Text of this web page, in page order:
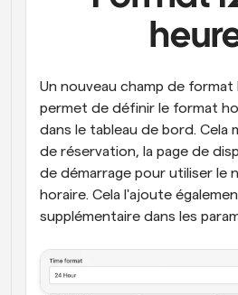
Soyez informé lorsque
Un nouveau champ de format
permet de définir le format
dans le tableau de bord. Cela
de réservation, la page de
de démarrage pour utiliser le
horaire. Cela l'ajoute
supplémentaire dans les